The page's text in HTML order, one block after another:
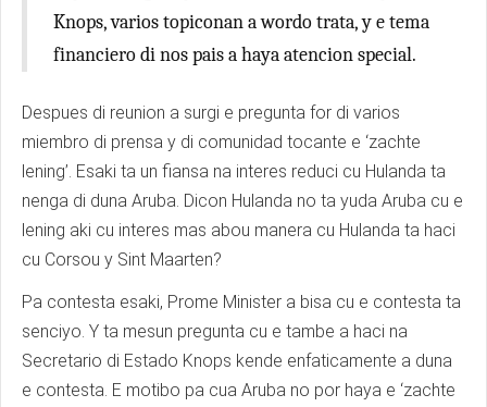
Knops, varios topiconan a wordo trata, y e tema
financiero di nos pais a haya atencion special.
Despues di reunion a surgi e pregunta for di varios
miembro di prensa y di comunidad tocante e ‘zachte
lening’. Esaki ta un fiansa na interes reduci cu Hulanda ta
nenga di duna Aruba. Dicon Hulanda no ta yuda Aruba cu e
lening aki cu interes mas abou manera cu Hulanda ta haci
cu Corsou y Sint Maarten?
Pa contesta esaki, Prome Minister a bisa cu e contesta ta
senciyo. Y ta mesun pregunta cu e tambe a haci na
Secretario di Estado Knops kende enfaticamente a duna
e contesta. E motibo pa cua Aruba no por haya e ‘zachte